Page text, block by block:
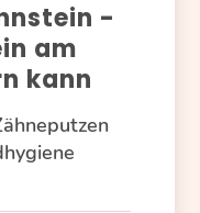
-
am
kann